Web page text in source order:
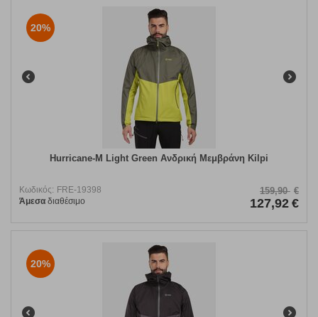
20%
Hurricane-M Light Green Ανδρική Μεμβράνη Kilpi
Κωδικός: FRE-19398
Άμεσα διαθέσιμο
159,90 €
127,92 €
20%